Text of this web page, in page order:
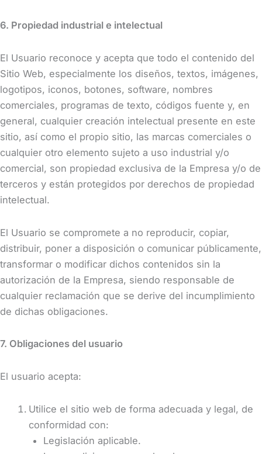
6. Propiedad industrial e intelectual
El Usuario reconoce y acepta que todo el contenido del
Sitio Web, especialmente los diseños, textos, imágenes,
logotipos, iconos, botones, software, nombres
comerciales, programas de texto, códigos fuente y, en
general, cualquier creación intelectual presente en este
sitio, así como el propio sitio, las marcas comerciales o
cualquier otro elemento sujeto a uso industrial y/o
comercial, son propiedad exclusiva de la Empresa y/o de
terceros y están protegidos por derechos de propiedad
intelectual.
El Usuario se compromete a no reproducir, copiar,
distribuir, poner a disposición o comunicar públicamente,
transformar o modificar dichos contenidos sin la
autorización de la Empresa, siendo responsable de
cualquier reclamación que se derive del incumplimiento
de dichas obligaciones.
7. Obligaciones del usuario
El usuario acepta:
Utilice el sitio web de forma adecuada y legal, de
conformidad con:
Legislación aplicable.